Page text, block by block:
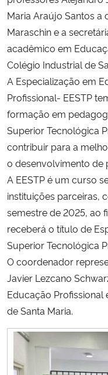
Advocacia-Geral da União
Banco Central do Brasil
Planalto
Maria Araújo Santos a
Maraschin e a
acadêmico em
Colégio Industrial de
A Especialização em
Profissional- EESTP
formação em
Superior Tecnológica
contribuir para a
o desenvolvimento de
A EESTP é um curso
instituições parceiras,
semestre de 2025, ao
receberá o título de
Superior Tecnológica
O coordenador
Javier Lezcano
Educação Profissional
de Santa Maria.